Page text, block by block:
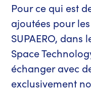
Pour ce qui est
ajoutées pour
SUPAERO,
Space
échanger avec
exclusivement